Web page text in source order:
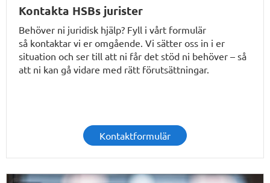
Kontakta HSBs jurister
Behöver ni juridisk hjälp? Fyll i vårt formulär
så kontaktar vi er omgående. Vi sätter oss in i er
situation och ser till att ni får det stöd ni behöver – så
att ni kan gå vidare med rätt förutsättningar.
Kontaktformulär